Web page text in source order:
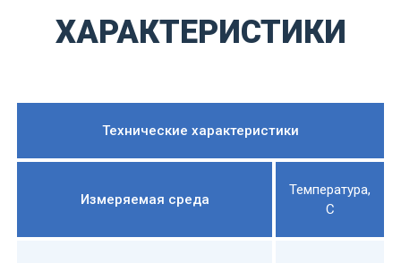
ХАРАКТЕРИСТИКИ
Технические характеристики
Измеряемая среда
Температура,
С